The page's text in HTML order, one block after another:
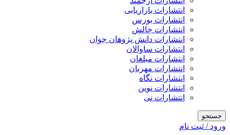
انتشارات بازاریابی
انتشارات بورس
انتشارات چالش
انتشارات دانش پژوهان جوان
انتشارات ساوالان
انتشارات مبلغان
انتشارات مهربان
انتشارات نگاه
انتشارات نوین
انتشارات نی
جستجو
ورود / ثبت نام